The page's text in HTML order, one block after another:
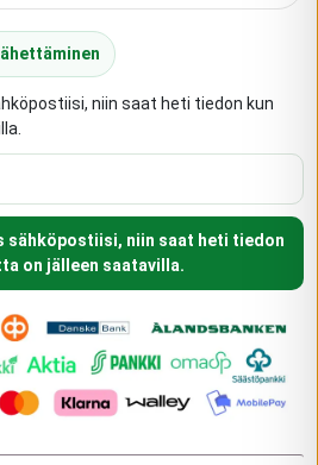
niin saat heti tiedon kun
sähköpostiisi, niin saat heti tiedon
on jälleen saatavilla.